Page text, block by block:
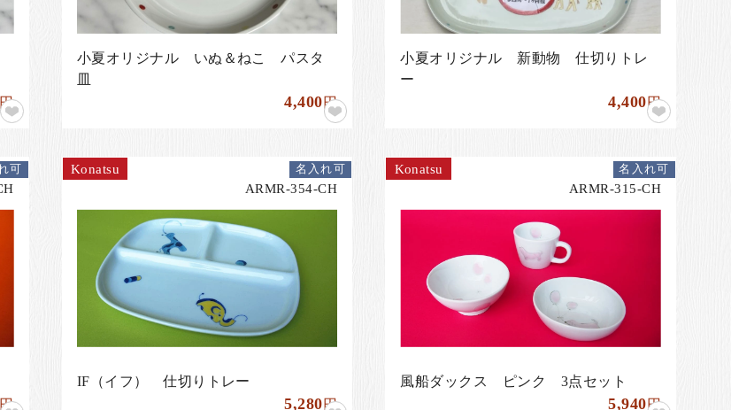
円
小夏オリジナル いぬ＆ねこ パスタ
皿
4,400円
小夏オリジナル 新動物 仕切りトレ
ー
4,400円
可
円
Konatsu
ARMR-354-CH
名入れ可
IF（イフ） 仕切りトレー
5,280円
Konatsu
ARMR-315-CH
名入れ可
風船ダックス ピンク 3点セット
5,940円